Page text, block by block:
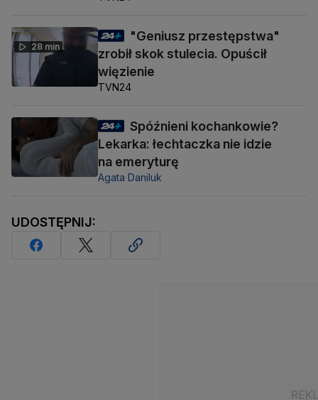
28 min
"Geniusz przestępstwa"
zrobił skok stulecia. Opuścił
więzienie
TVN24
Spóźnieni kochankowie?
Lekarka: łechtaczka nie idzie
na emeryturę
Agata Daniluk
UDOSTĘPNIJ: